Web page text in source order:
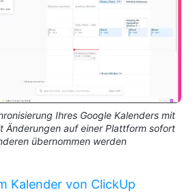
Ihres Google Kalenders mit
Änderungen auf einer Plattform sofort
übernommen werden
Kalender von ClickUp